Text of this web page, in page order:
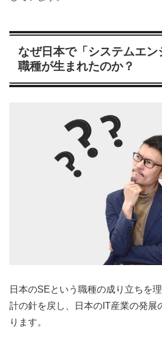
なぜ日本で「システムエン
職種が生まれたのか？
日本のSEという職種の成り立ちを
計の針を戻し、日本のIT産業の発展
ります。